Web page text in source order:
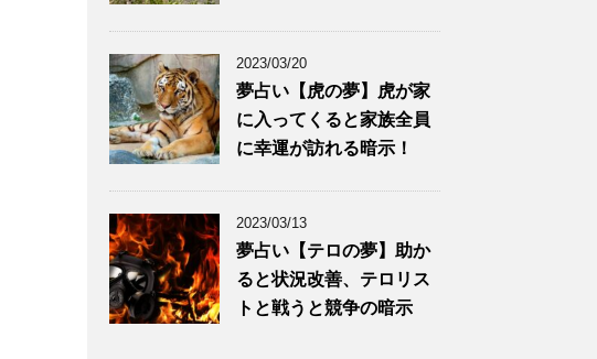
2023/03/20
夢占い【虎の夢】虎が家
に入ってくると家族全員
に幸運が訪れる暗示！
2023/03/13
夢占い【テロの夢】助か
ると状況改善、テロリス
トと戦うと競争の暗示